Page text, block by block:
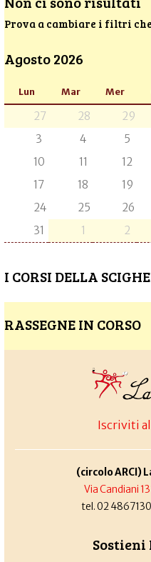
Prova a cambiare i filtri
Agosto 2026
Lun Mar Mer
27 28 29
3
4 5
10
11 12
17
18 19
24
25 26
31
1 2
I CORSI DELLA
RASSEGNE IN CORSO
Iscriviti
(circolo ARCI)
Via Candiani
tel. 02
Sostieni